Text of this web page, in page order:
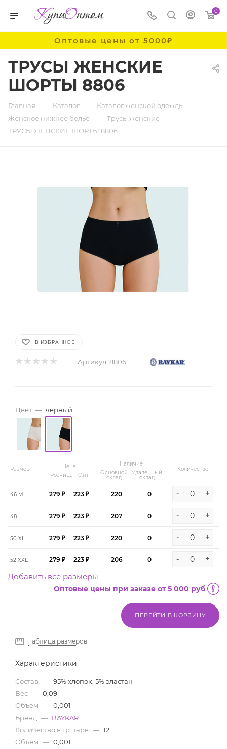
0
Оптовые цены от 5000₽
ТРУСЫ ЖЕНСКИЕ
ШОРТЫ 8806
Главная — Каталог — Каталог женской одежды —
Женское нижнее белье — Трусы женские —
ТРУСЫ ЖЕНСКИЕ ШОРТЫ 8806
В ИЗБРАННОЕ
Артикул: 8806
Цвет — черный
Размер
Цена
Розница
Опт
Наличие
Основной
склад
Удаленный
склад
Количество
46 M 279 ₽ 223 ₽ 220 0 - +
48 L 279 ₽ 223 ₽ 207 0 - +
50 XL 279 ₽ 223 ₽ 220 0 - +
52 XXL 279 ₽ 223 ₽ 206 0 - +
Добавить все размеры
Оптовые цены при заказе от 5 000 руб
ПЕРЕЙТИ В КОРЗИНУ
Таблица размеров
Характеристики
Состав — 95% хлопок, 5% эластан
Вес — 0,09
Объем — 0,001
Бренд — BAYKAR
Количество в гр. таре — 12
Объем — 0,001